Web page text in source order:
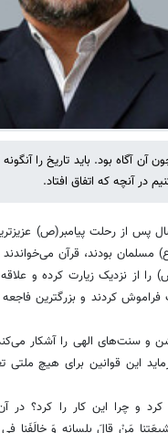
آن آگاه بود. باید تاریخ را
در آنچه که اتفاق افتاد.
پس از رحلت پیامبر(ص)
مسلمان بودند، قرآن
را از نزدیک زیارت کرده و
کردند و بزرگترین فاجعه
و سنت‌های الهی را آشکار
این قوانین برای هیچ ملتی
کرد و چرا این کار را
مَنْ قالَ بِلِسانِه وَ خالَفَنا فی